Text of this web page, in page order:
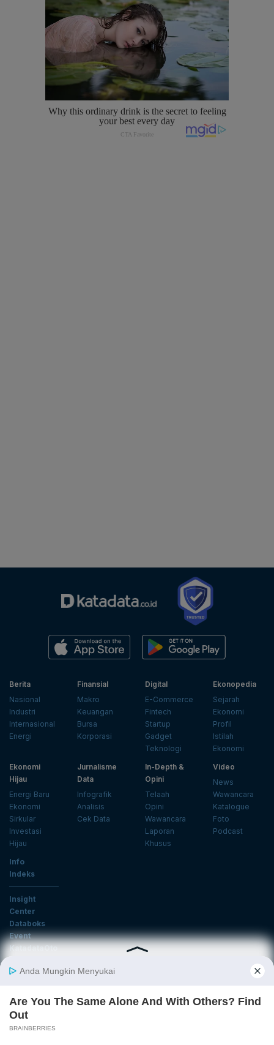
Berita
Nasional
Industri
Internasional
Energi
Finansial
Makro
Keuangan
Bursa
Korporasi
Digital
E-Commerce
Fintech
Startup
Gadget
Teknologi
Ekonopedia
Sejarah
Ekonomi
Profil
Istilah
Ekonomi
Ekonomi
Hijau
Energi Baru
Ekonomi
Sirkular
Investasi
Hijau
Jurnalisme
Data
Infografik
Analisis
Cek Data
In-Depth &
Opini
Telaah
Opini
Wawancara
Laporan
Khusus
Video
News
Wawancara
Katalogue
Foto
Podcast
Info
Indeks
Insight
Center
Databoks
Event
KatadataOto
Email
Daftar